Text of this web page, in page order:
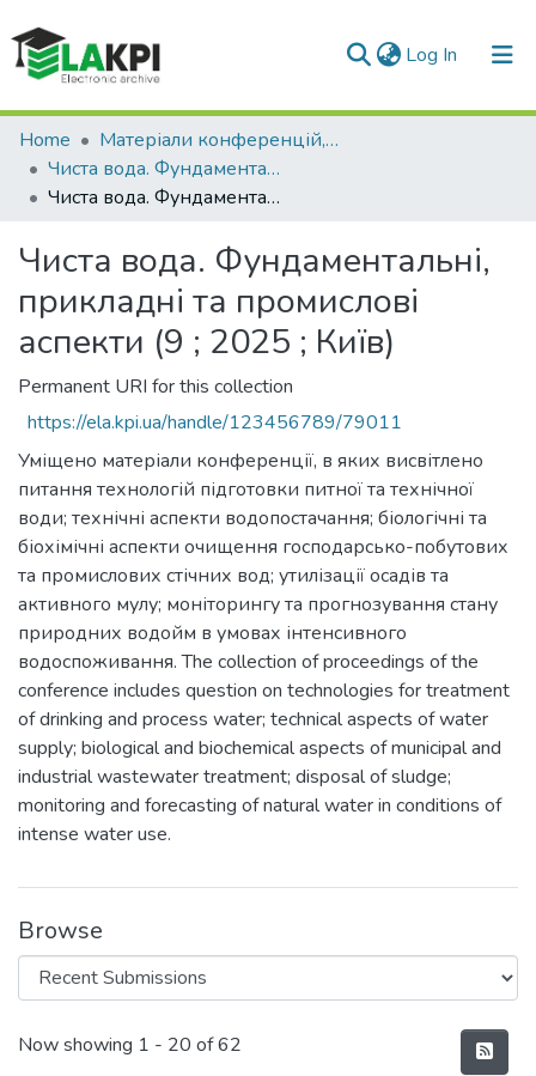
Log In (current)
Communities & Collections
All of DSpace
Home
Матеріали конференцій, семінарів і т.п.
Чиста вода. Фундаментальні, прикладні та промислові аспекти
Чиста вода. Фундаментальні, прикладні та промислові аспекти (9 ; 2025 ; Київ)
Чиста вода. Фундаментальні,
прикладні та промислові
аспекти (9 ; 2025 ; Київ)
Permanent URI for this collection
https://ela.kpi.ua/handle/123456789/79011
Уміщено матеріали конференції, в яких висвітлено
питання технологій підготовки питної та технічної
води; технічні аспекти водопостачання; біологічні та
біохімічні аспекти очищення господарсько-побутових
та промислових стічних вод; утилізації осадів та
активного мулу; моніторингу та прогнозування стану
природних водойм в умовах інтенсивного
водоспоживання. The collection of proceedings of the
conference includes question on technologies for treatment
of drinking and process water; technical aspects of water
supply; biological and biochemical aspects of municipal and
industrial wastewater treatment; disposal of sludge;
monitoring and forecasting of natural water in conditions of
intense water use.
Browse
Recent Submissions
Now showing 1 - 20 of 62